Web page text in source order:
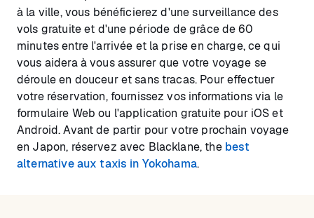
à la ville, vous bénéficierez d'une surveillance des
vols gratuite et d'une période de grâce de 60
minutes entre l'arrivée et la prise en charge, ce qui
vous aidera à vous assurer que votre voyage se
déroule en douceur et sans tracas. Pour effectuer
votre réservation, fournissez vos informations via le
formulaire Web ou l'application gratuite pour iOS et
Android. Avant de partir pour votre prochain voyage
en Japon, réservez avec Blacklane, the best
alternative aux taxis in Yokohama.